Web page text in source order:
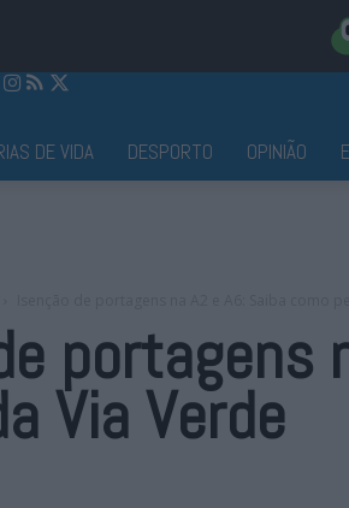
DE VIDA DESPORTO OPINIÃO
portagens
Via Verde